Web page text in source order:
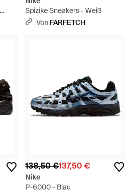
Spizike Sneakers - Weiß
Von FARFETCH
138,50 €137,50 €
Nike
P-6000 - Blau